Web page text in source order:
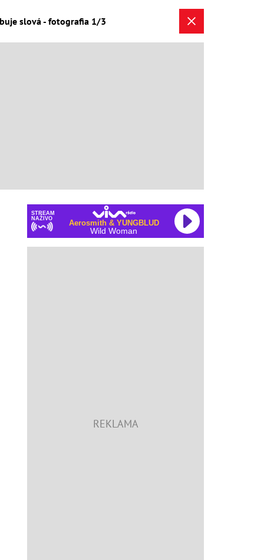
slová - fotografia 1/3
STREAM
NAŽIVO
Aerosmith & YUNGBLUD
Wild Woman